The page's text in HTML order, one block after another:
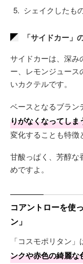
シェイクしたも
「サイドカー」
サイドカーは、深み
ー、レモンジュース
いカクテルです。
ベースとなるブラン
りがなくなってしま
変化することも特徴
甘酸っぱく、芳醇な
めですよ。
コアントローを使
ン」
「コスモポリタン
ンクや赤色の綺麗な